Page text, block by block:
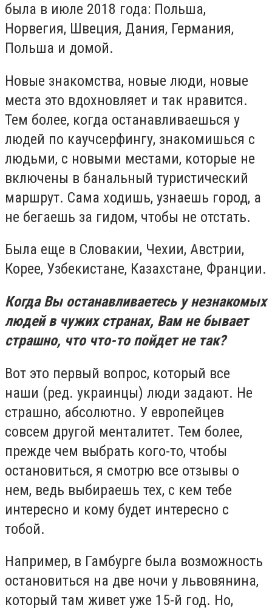
была в июле 2018 года: Польша,
Норвегия, Швеция, Дания, Германия,
Польша и домой.
Новые знакомства, новые люди, новые
места это вдохновляет и так нравится.
Тем более, когда останавливаешься у
людей по каучсерфингу, знакомишься с
людьми, с новыми местами, которые не
включены в банальный туристический
маршрут. Сама ходишь, узнаешь город, а
не бегаешь за гидом, чтобы не отстать.
Была еще в Словакии, Чехии, Австрии,
Корее, Узбекистане, Казахстане, Франции.
Когда Вы останавливаетесь у незнакомых
людей в чужих странах, Вам не бывает
страшно, что что-то пойдет не так?
Вот это первый вопрос, который все
наши (ред. украинцы) люди задают. Не
страшно, абсолютно. У европейцев
совсем другой менталитет. Тем более,
прежде чем выбрать кого-то, чтобы
остановиться, я смотрю все отзывы о
нем, ведь выбираешь тех, с кем тебе
интересно и кому будет интересно с
тобой.
Например, в Гамбурге была возможность
остановиться на две ночи у львовянина,
который там живет уже 15-й год. Но,